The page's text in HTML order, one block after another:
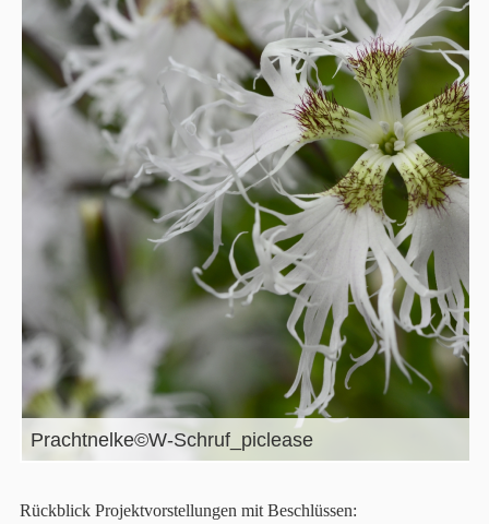
Prachtnelke©W-Schruf_piclease
Rückblick Projektvorstellungen mit Beschlüssen: